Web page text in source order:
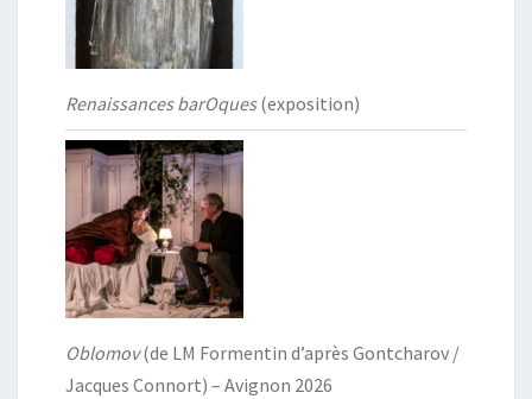
Renaissances barOques(exposition)
Oblomov(de LM Formentin d’après Gontcharov /
Jacques Connort) – Avignon 2026